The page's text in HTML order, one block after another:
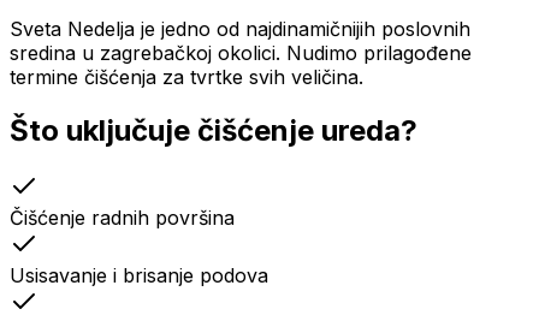
Sveta Nedelja je jedno od najdinamičnijih poslovnih
sredina u zagrebačkoj okolici. Nudimo prilagođene
termine čišćenja za tvrtke svih veličina.
Što uključuje čišćenje ureda?
Čišćenje radnih površina
Usisavanje i brisanje podova